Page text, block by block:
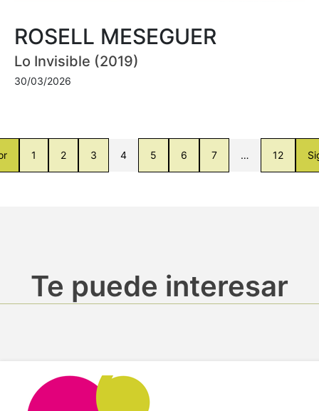
ROSELL MESEGUER
Lo Invisible (2019)
30/03/2026
1 2 3 4 5 6 7 … 12
Te puede interesar